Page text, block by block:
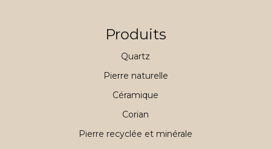
Produits
Quartz
Pierre naturelle
Céramique
Corian
Pierre recyclée et minérale